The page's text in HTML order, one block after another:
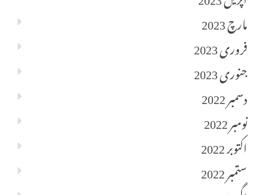
مارچ 2023
فروری 2023
جنوری 2023
دسمبر 2022
نومبر 2022
اکتوبر 2022
ستمبر 2022